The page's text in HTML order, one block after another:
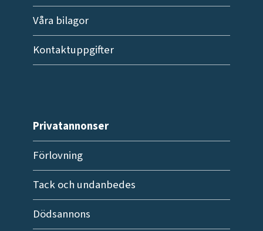
Våra bilagor
Kontaktuppgifter
Privatannonser
Förlovning
Tack och undanbedes
Dödsannons